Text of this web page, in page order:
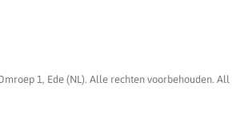
1, Ede (NL). Alle rechten voorbehouden. All